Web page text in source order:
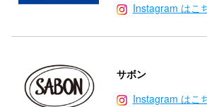
Instagram はこ
サボン
Instagram はこ